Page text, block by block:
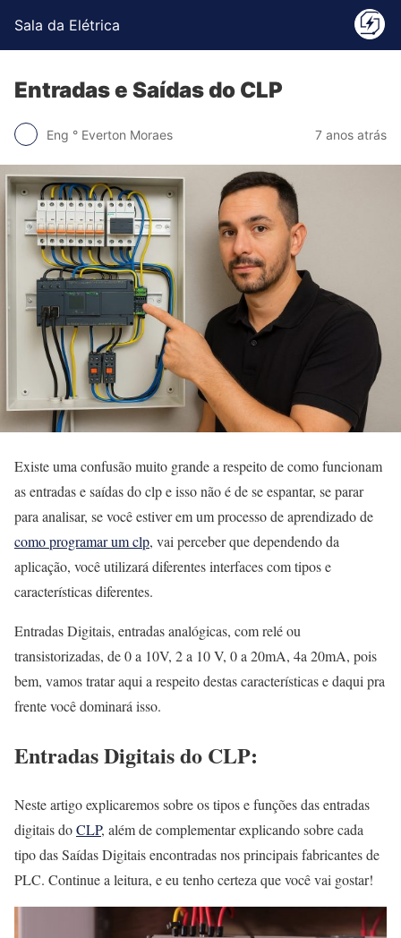
Sala da Elétrica
Entradas e Saídas do CLP
Eng ° Everton Moraes 7 anos atrás
Existe uma confusão muito grande a respeito de como funcionam
as entradas e saídas do clp e isso não é de se espantar, se parar
para analisar, se você estiver em um processo de aprendizado de
como programar um clp, vai perceber que dependendo da
aplicação, você utilizará diferentes interfaces com tipos e
características diferentes.
Entradas Digitais, entradas analógicas, com relé ou
transistorizadas, de 0 a 10V, 2 a 10 V, 0 a 20mA, 4a 20mA, pois
bem, vamos tratar aqui a respeito destas características e daqui pra
frente você dominará isso.
Entradas Digitaisdo CLP:
Neste artigo explicaremos sobre os tipos e funções das entradas
digitais doCLP, além de complementar explicando sobre cada
tipo das Saídas Digitais encontradas nos principais fabricantes de
PLC. Continue a leitura, e eu tenho certeza que você vai gostar!